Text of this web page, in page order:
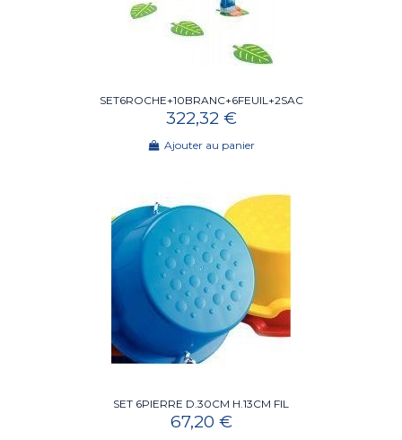
SET6ROCHE+10BRANC+6FEUIL+2SAC
322,32 €
Ajouter au panier
SET 6PIERRE D.30CM H.13CM FIL
67,20 €